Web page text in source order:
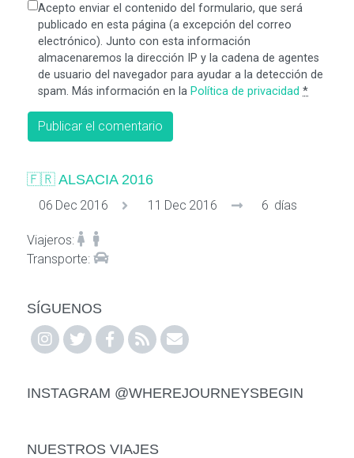
Acepto enviar el contenido del formulario, que será
publicado en esta página (a excepción del correo
electrónico). Junto con esta información
almacenaremos la dirección IP y la cadena de agentes
de usuario del navegador para ayudar a la detección de
spam. Más información en la Política de privacidad *
🇫🇷 ALSACIA 2016
06 Dec 2016 11 Dec 2016 6 días
Viajeros:
Transporte:
SÍGUENOS
INSTAGRAM @WHEREJOURNEYSBEGIN
NUESTROS VIAJES